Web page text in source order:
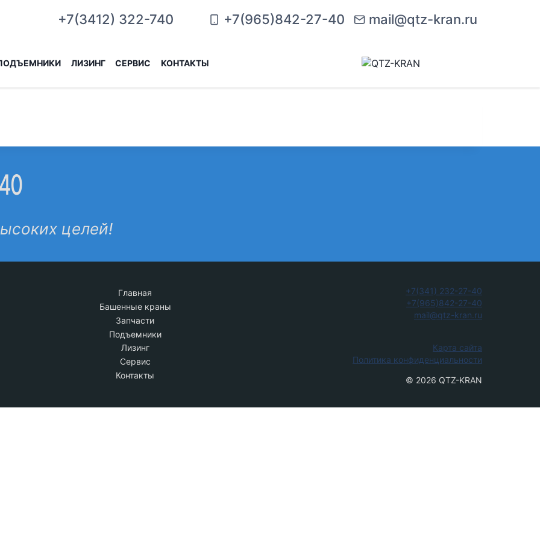
+7(3412) 322-740 +7(965)842-27-40 mail@qtz-kran.ru
ЛИЗИНГ СЕРВИС КОНТАКТЫ
целей!
Главная
Башенные краны
Запчасти
Подъемники
Лизинг
Сервис
Контакты
+7(341) 232-27-40
+7(965)842-27-40
mail@qtz-kran.ru
Карта сайта
Политика конфиденциальности
© 2026 QTZ-KRAN